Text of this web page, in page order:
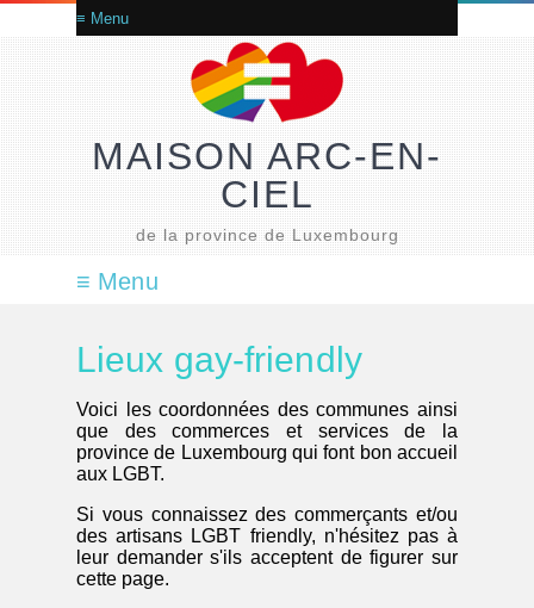
MAISON ARC-EN-
CIEL
de la province de Luxembourg
Lieux gay-friendly
Voici les coordonnées des communes ainsi
que des commerces et services de la
province de Luxembourg qui font bon accueil
aux LGBT.
Si vous connaissez des commerçants et/ou
des artisans LGBT friendly, n'hésitez pas à
leur demander s'ils acceptent de figurer sur
cette page.